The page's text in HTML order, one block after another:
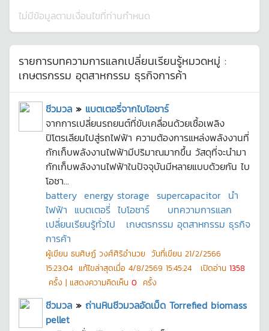
ไม่มีข้อมูลตามเงื่อนไขที่ท่านกำหนด
รายการบทความการแลกเปลี่ยนเรียนรู้หมวดหมู่ :
เกษตรกรรม อุตสาหกรรม ธุรกิจการค้า
ชีวมวล » แบตเตอรี่จากไบโอชาร์
จากการเปลี่ยนรถยนต์ที่ขับเคลื่อนด้วยเชื้อเพลิง
ปิโตรเลียมไปสู่รถไฟฟ้า ความต้องการแหล่งพลังงานที่
กักเก็บพลังงานไฟฟ้ามีปริมาณมากขึ้น วัสดุที่จะนำมา
กักเก็บพลังงานไฟฟ้าในปัจจุบันมีหลายแบบด้วยกัน ไบ
โอชา...
battery energy storage supercapacitor นำ
ไฟฟ้า แบตเตอรี่ ไบโอชาร์
บทความการแลก
เปลี่ยนเรียนรู้ทั่วไป
เกษตรกรรม อุตสาหกรรม ธุรกิจ
การค้า
ผู้เขียน ธนศิษฏ์ วงศ์ศิริอำนวย วันที่เขียน 21/2/2566
15:23:04 แก้ไขล่าสุดเมื่อ 4/8/2569 15:45:24 เปิดอ่าน 1358
ครั้ง | แสดงความคิดเห็น 0 ครั้ง
ชีวมวล » ถ่านหินชีวมวลอัดเม็ด Torrefied biomass
pellet